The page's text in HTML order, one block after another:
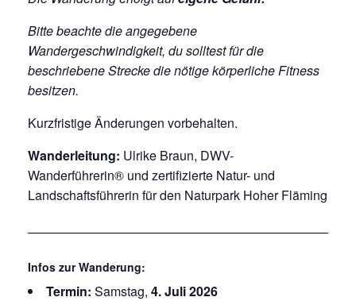
Bitte beachte die angegebene
Wandergeschwindigkeit, du solltest für die
beschriebene Strecke die nötige körperliche Fitness
besitzen.
Kurzfristige Änderungen vorbehalten.
Wanderleitung: Ulrike Braun, DWV-
Wanderführerin® und zertifizierte Natur- und
Landschaftsführerin für den Naturpark Hoher Fläming
Infos zur Wanderung:
Termin: Samstag, 4. Juli 2026